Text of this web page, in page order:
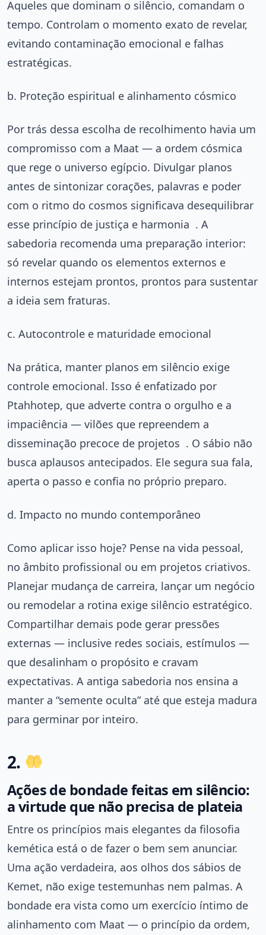
Aqueles que dominam o silêncio, comandam o
tempo. Controlam o momento exato de revelar,
evitando contaminação emocional e falhas
estratégicas.
b. Proteção espiritual e alinhamento cósmico
Por trás dessa escolha de recolhimento havia um
compromisso com a Maat — a ordem cósmica
que rege o universo egípcio. Divulgar planos
antes de sintonizar corações, palavras e poder
com o ritmo do cosmos significava desequilibrar
esse princípio de justiça e harmonia . A
sabedoria recomenda uma preparação interior:
só revelar quando os elementos externos e
internos estejam prontos, prontos para sustentar
a ideia sem fraturas.
c. Autocontrole e maturidade emocional
Na prática, manter planos em silêncio exige
controle emocional. Isso é enfatizado por
Ptahhotep, que adverte contra o orgulho e a
impaciência — vilões que repreendem a
disseminação precoce de projetos . O sábio não
busca aplausos antecipados. Ele segura sua fala,
aperta o passo e confia no próprio preparo.
d. Impacto no mundo contemporâneo
Como aplicar isso hoje? Pense na vida pessoal,
no âmbito profissional ou em projetos criativos.
Planejar mudança de carreira, lançar um negócio
ou remodelar a rotina exige silêncio estratégico.
Compartilhar demais pode gerar pressões
externas — inclusive redes sociais, estímulos —
que desalinham o propósito e cravam
expectativas. A antiga sabedoria nos ensina a
manter a “semente oculta” até que esteja madura
para germinar por inteiro.
2.
Ações de bondade feitas em silêncio:
a virtude que não precisa de plateia
Entre os princípios mais elegantes da filosofia
kemética está o de fazer o bem sem anunciar.
Uma ação verdadeira, aos olhos dos sábios de
Kemet, não exige testemunhas nem palmas. A
bondade era vista como um exercício íntimo de
alinhamento com Maat — o princípio da ordem,